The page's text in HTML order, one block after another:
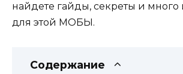
найдете гайды, секреты и много
для этой МОБЫ.
Содержание